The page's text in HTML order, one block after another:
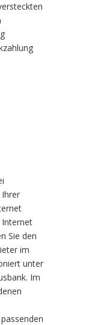
Internet
Sie den
im
unter
Im